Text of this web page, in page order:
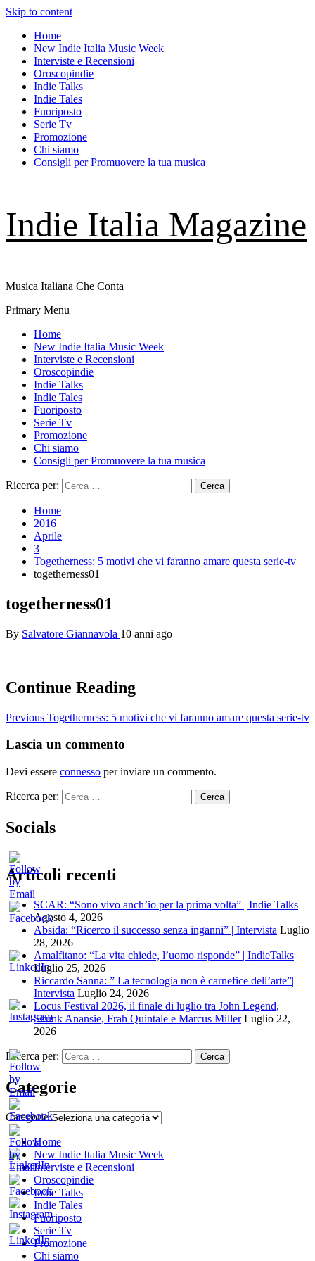
Skip to content
Home
New Indie Italia Music Week
Interviste e Recensioni
Oroscopindie
Indie Talks
Indie Tales
Fuoriposto
Serie Tv
Promozione
Chi siamo
Consigli per Promuovere la tua musica
Indie Italia Magazine
Musica Italiana Che Conta
Primary Menu
Home
New Indie Italia Music Week
Interviste e Recensioni
Oroscopindie
Indie Talks
Indie Tales
Fuoriposto
Serie Tv
Promozione
Chi siamo
Consigli per Promuovere la tua musica
Ricerca per:
Home
2016
Aprile
3
Togetherness: 5 motivi che vi faranno amare questa serie-tv
togetherness01
togetherness01
By Salvatore Giannavola 10 anni ago
Continue Reading
Previous Togetherness: 5 motivi che vi faranno amare questa serie-tv
Lascia un commento
Devi essere connesso per inviare un commento.
Ricerca per:
Socials
Articoli recenti
SCAR: “Sono vivo anch’io per la prima volta” | Indie Talks
Agosto 4, 2026
Absida: “Ricerco il successo senza inganni” | Intervista Luglio
28, 2026
Amalfitano: “La vita chiede, l’uomo risponde” | IndieTalks
Luglio 25, 2026
Riccardo Sanna: ” La tecnologia non è carnefice dell’arte”|
Intervista Luglio 24, 2026
Locus Festival 2026, il finale di luglio tra John Legend,
Skunk Anansie, Frah Quintale e Marcus Miller Luglio 22,
2026
Ricerca per:
Categorie
Categorie
Home
New Indie Italia Music Week
Interviste e Recensioni
Oroscopindie
Indie Talks
Indie Tales
Fuoriposto
Serie Tv
Promozione
Chi siamo